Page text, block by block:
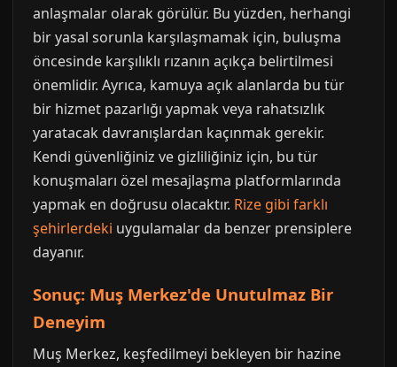
anlaşmalar olarak görülür. Bu yüzden, herhangi
bir yasal sorunla karşılaşmamak için, buluşma
öncesinde karşılıklı rızanın açıkça belirtilmesi
önemlidir. Ayrıca, kamuya açık alanlarda bu tür
bir hizmet pazarlığı yapmak veya rahatsızlık
yaratacak davranışlardan kaçınmak gerekir.
Kendi güvenliğiniz ve gizliliğiniz için, bu tür
konuşmaları özel mesajlaşma platformlarında
yapmak en doğrusu olacaktır. Rize gibi farklı
şehirlerdeki uygulamalar da benzer prensiplere
dayanır.
Sonuç: Muş Merkez'de Unutulmaz Bir
Deneyim
Muş Merkez, keşfedilmeyi bekleyen bir hazine